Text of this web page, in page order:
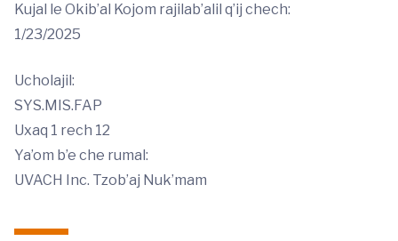
Kujal le Okib’al Kojom rajilab’alil q’ij chech:
1/23/2025
Ucholajil:
SYS.MIS.FAP
Uxaq 1 rech 12
Ya’om b’e che rumal:
UVACH Inc. Tzob’aj Nuk’mam